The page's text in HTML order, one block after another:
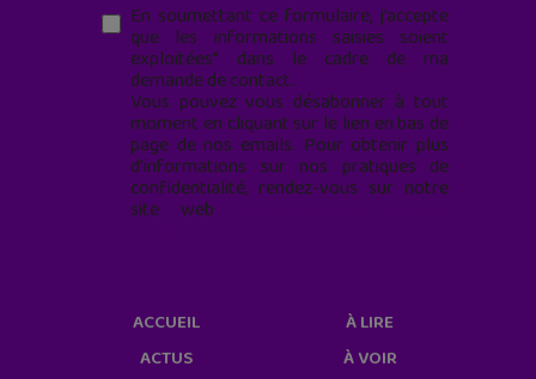
En soumettant ce formulaire, j’accepte
que les informations saisies soient
exploitées* dans le cadre de ma
demande de contact.
Vous pouvez vous désabonner à tout
moment en cliquant sur le lien en bas de
page de nos emails. Pour obtenir plus
d'informations sur nos pratiques de
confidentialité, rendez-vous sur notre
site web
ACCUEIL
ACTUS
À LIRE
À VOIR